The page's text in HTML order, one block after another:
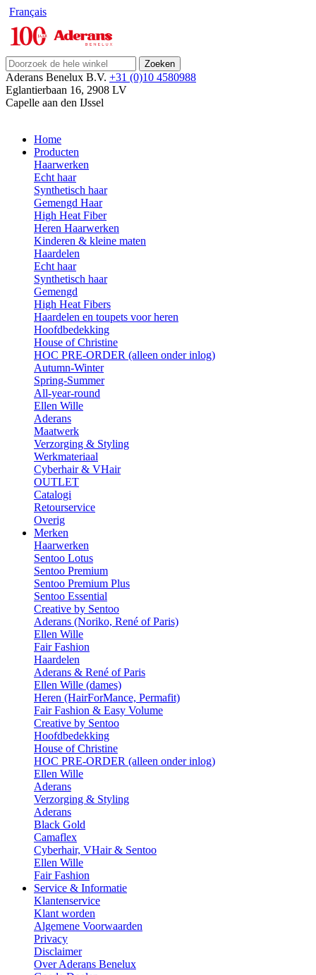
Français
Zoeken
Aderans Benelux B.V. +31 (0)10 4580988
Eglantierbaan 16, 2908 LV
Capelle aan den IJssel
Home
Producten
Haarwerken
Echt haar
Synthetisch haar
Gemengd Haar
High Heat Fiber
Heren Haarwerken
Kinderen & kleine maten
Haardelen
Echt haar
Synthetisch haar
Gemengd
High Heat Fibers
Haardelen en toupets voor heren
Hoofdbedekking
House of Christine
HOC PRE-ORDER (alleen onder inlog)
Autumn-Winter
Spring-Summer
All-year-round
Ellen Wille
Aderans
Maatwerk
Verzorging & Styling
Werkmateriaal
Cyberhair & VHair
OUTLET
Catalogi
Retourservice
Overig
Merken
Haarwerken
Sentoo Lotus
Sentoo Premium
Sentoo Premium Plus
Sentoo Essential
Creative by Sentoo
Aderans (Noriko, René of Paris)
Ellen Wille
Fair Fashion
Haardelen
Aderans & René of Paris
Ellen Wille (dames)
Heren (HairForMance, Permafit)
Fair Fashion & Easy Volume
Creative by Sentoo
Hoofdbedekking
House of Christine
HOC PRE-ORDER (alleen onder inlog)
Ellen Wille
Aderans
Verzorging & Styling
Aderans
Black Gold
Camaflex
Cyberhair, VHair & Sentoo
Ellen Wille
Fair Fashion
Service & Informatie
Klantenservice
Klant worden
Algemene Voorwaarden
Privacy
Disclaimer
Over Aderans Benelux